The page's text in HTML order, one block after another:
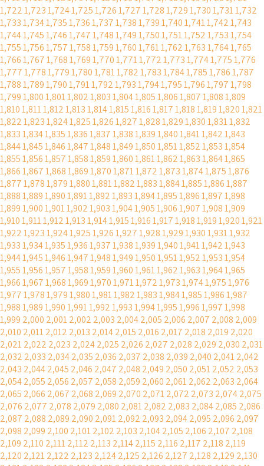
1,7221,7231,7241,7251,7261,7271,7281,7291,7301,7311,732
1,7331,7341,7351,7361,7371,7381,7391,7401,7411,7421,743
1,7441,7451,7461,7471,7481,7491,7501,7511,7521,7531,754
1,7551,7561,7571,7581,7591,7601,7611,7621,7631,7641,765
1,7661,7671,7681,7691,7701,7711,7721,7731,7741,7751,776
1,7771,7781,7791,7801,7811,7821,7831,7841,7851,7861,787
1,7881,7891,7901,7911,7921,7931,7941,7951,7961,7971,798
1,7991,8001,8011,8021,8031,8041,8051,8061,8071,8081,809
1,8101,8111,8121,8131,8141,8151,8161,8171,8181,8191,8201,821
1,8221,8231,8241,8251,8261,8271,8281,8291,8301,8311,832
1,8331,8341,8351,8361,8371,8381,8391,8401,8411,8421,843
1,8441,8451,8461,8471,8481,8491,8501,8511,8521,8531,854
1,8551,8561,8571,8581,8591,8601,8611,8621,8631,8641,865
1,8661,8671,8681,8691,8701,8711,8721,8731,8741,8751,876
1,8771,8781,8791,8801,8811,8821,8831,8841,8851,8861,887
1,8881,8891,8901,8911,8921,8931,8941,8951,8961,8971,898
1,8991,9001,9011,9021,9031,9041,9051,9061,9071,9081,909
1,9101,9111,9121,9131,9141,9151,9161,9171,9181,9191,9201,921
1,9221,9231,9241,9251,9261,9271,9281,9291,9301,9311,932
1,9331,9341,9351,9361,9371,9381,9391,9401,9411,9421,943
1,9441,9451,9461,9471,9481,9491,9501,9511,9521,9531,954
1,9551,9561,9571,9581,9591,9601,9611,9621,9631,9641,965
1,9661,9671,9681,9691,9701,9711,9721,9731,9741,9751,976
1,9771,9781,9791,9801,9811,9821,9831,9841,9851,9861,987
1,9881,9891,9901,9911,9921,9931,9941,9951,9961,9971,998
1,999 2,000 2,0012,002 2,003 2,0042,005 2,006 2,007 2,008 2,009
2,010 2,0112,012 2,013 2,0142,015 2,016 2,017 2,018 2,019 2,020
2,0212,022 2,023 2,0242,025 2,026 2,027 2,028 2,029 2,030 2,031
2,032 2,033 2,0342,035 2,036 2,037 2,038 2,039 2,040 2,0412,042
2,043 2,0442,045 2,046 2,047 2,048 2,049 2,050 2,0512,052 2,053
2,0542,055 2,056 2,057 2,058 2,059 2,060 2,0612,062 2,063 2,064
2,065 2,066 2,067 2,068 2,069 2,070 2,0712,072 2,073 2,0742,075
2,076 2,077 2,078 2,079 2,080 2,0812,082 2,083 2,0842,085 2,086
2,087 2,088 2,089 2,090 2,0912,092 2,093 2,0942,095 2,096 2,097
2,098 2,099 2,100 2,1012,102 2,103 2,1042,105 2,106 2,107 2,108
2,109 2,110 2,1112,112 2,113 2,1142,115 2,116 2,117 2,118 2,119
2,120 2,1212,122 2,123 2,1242,125 2,126 2,127 2,128 2,129 2,130